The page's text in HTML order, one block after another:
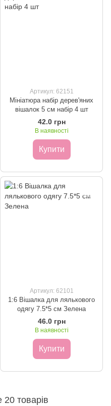
Артикул: 62151
Мініатюра набір дерев'яних
вішалок 5 см набір 4 шт
42.0 грн
В наявності
Купити
Артикул: 62101
1:6 Вішалка для лялькового
одягу 7.5*5 см Зелена
46.0 грн
В наявності
Купити
товарів